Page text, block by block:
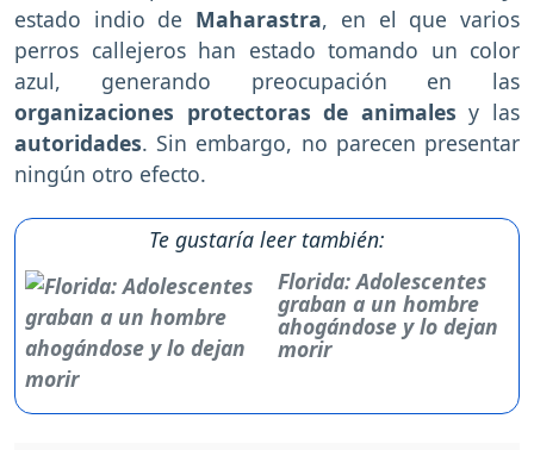
estado indio de Maharastra, en el que varios
perros callejeros han estado tomando un color
azul, generando preocupación en las
organizaciones protectoras de animales y las
autoridades. Sin embargo, no parecen presentar
ningún otro efecto.
Te gustaría leer también:
Florida: Adolescentes
graban a un hombre
ahogándose y lo dejan
morir